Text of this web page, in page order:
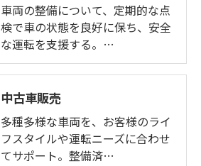
車両の整備について、定期的な点
検で車の状態を良好に保ち、安全
な運転を支援する。…
中古車販売
多種多様な車両を、お客様のライ
フスタイルや運転ニーズに合わせ
てサポート。整備済…